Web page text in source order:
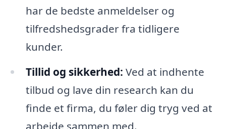
har de bedste anmeldelser og
tilfredshedsgrader fra tidligere
kunder.
Tillid og sikkerhed: Ved at indhente
tilbud og lave din research kan du
finde et firma, du føler dig tryg ved at
arbejde sammen med.